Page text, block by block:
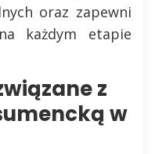
oraz zapewni
każdym etapie
z
w